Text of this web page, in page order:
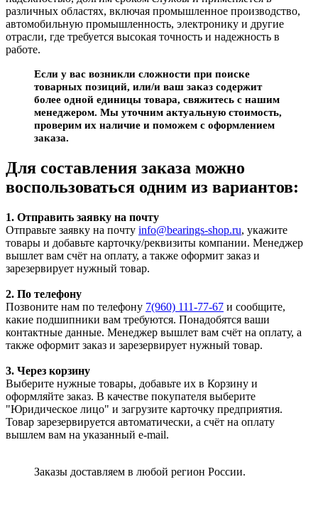
различных областях, включая промышленное производство,
автомобильную промышленность, электронику и другие
отрасли, где требуется высокая точность и надежность в
работе.
Если у вас возникли сложности при поиске
товарных позиций, или/и ваш заказ содержит
более одной единицы товара, свяжитесь с нашим
менеджером. Мы уточним актуальную стоимость,
проверим их наличие и поможем с оформлением
заказа.
Для составления заказа можно
воспользоваться одним из вариантов:
1. Отправить заявку на почту
Отправьте заявку на почту info@bearings-shop.ru, укажите
товары и добавьте карточку/реквизиты компании. Менеджер
вышлет вам счёт на оплату, а также оформит заказ и
зарезервирует нужный товар.
2. По телефону
Позвоните нам по телефону 7(960) 111-77-67 и сообщите,
какие подшипники вам требуются. Понадобятся ваши
контактные данные. Менеджер вышлет вам счёт на оплату, а
также оформит заказ и зарезервирует нужный товар.
3. Через корзину
Выберите нужные товары, добавьте их в Корзину и
оформляйте заказ. В качестве покупателя выберите
"Юридическое лицо" и загрузите карточку предприятия.
Товар зарезервируется автоматически, а счёт на оплату
вышлем вам на указанный e-mail.
Заказы доставляем в любой регион России.